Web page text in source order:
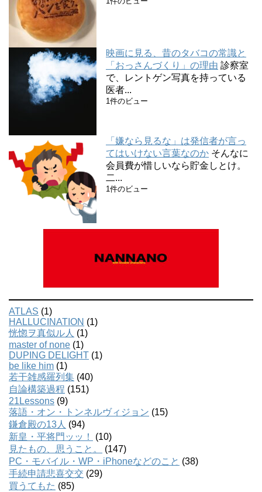
映画に見る、昔のタバコの常識と
「おっさんづくり」の理由 診察室
で、レントゲン写真を持っている
医者...
1件のビュー
「嫌なら見るな」は発信者が言っ
てはいけない言葉なのか そんなに
会員費が惜しいなら貯金しとけ。
二...
1件のビュー
ATLAS (1)
HALLUCINATION (1)
恍惚ヲ真似ル人 (1)
master of none (1)
DUPING DELIGHT (1)
be like him (1)
若干雑感羅列集 (40)
自論構築過程 (151)
21Lessons (9)
落語・オン・トンネルヴィジョン (15)
鎌倉殿の13人 (94)
新皇・平将門ッッ！
(10)
見たもの、思うこと。
(147)
PC・モバイル・WP・iPhoneなどのこと (38)
手続申請悲喜交交 (29)
買うてもた (85)